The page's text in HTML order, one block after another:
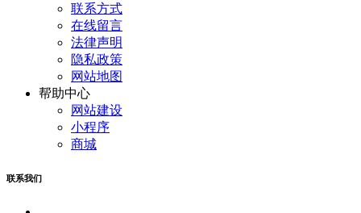
联系方式
在线留言
法律声明
隐私政策
网站地图
帮助中心
网站建设
小程序
商城
联系我们